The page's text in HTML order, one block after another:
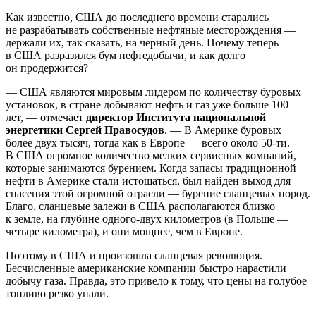
Как известно, США до последнего времени старались
не разрабатывать собственные нефтяные месторождения —
держали их, так сказать, на черный день. Почему теперь
в США разразился бум нефтедобычи, и как долго
он продержится?
— США являются мировым лидером по количеству буровых
установок, в стране добывают нефть и газ уже больше 100
лет, — отмечает директор Института национальной
энергетики Сергей Правосудов. — В Америке буровых
более двух тысяч, тогда как в Европе — всего около 50-ти.
В США огромное количество мелких сервисных компаний,
которые занимаются бурением. Когда запасы традиционной
нефти в Америке стали истощаться, был найден выход для
спасения этой огромной отрасли — бурение сланцевых пород.
Благо, сланцевые залежи в США располагаются близко
к земле, на глубине одного-двух километров (в Польше —
четыре километра), и они мощнее, чем в Европе.
Поэтому в США и произошла сланцевая революция.
Бесчисленные американские компании быстро нарастили
добычу газа. Правда, это привело к тому, что цены на голубое
топливо резко упали.